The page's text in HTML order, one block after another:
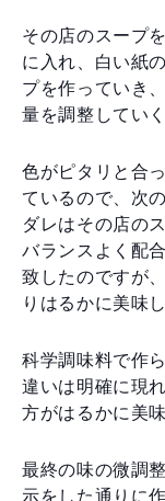
その店のスープ
に入れ、白い紙
プを作っていき
量を調整してい
色がピタリと合
ているので、次
ダレはその店の
バランスよく配
致したのですが
りはるかに美味
科学調味料で作
違いは明確に現
方がはるかに美
最終の味の微調
示をした通りに